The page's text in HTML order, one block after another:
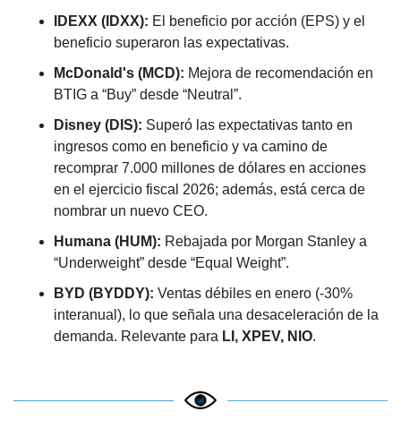
IDEXX (IDXX): El beneficio por acción (EPS) y el
beneficio superaron las expectativas.
McDonald's (MCD): Mejora de recomendación en
BTIG a “Buy” desde “Neutral”.
Disney (DIS): Superó las expectativas tanto en
ingresos como en beneficio y va camino de
recomprar 7.000 millones de dólares en acciones
en el ejercicio fiscal 2026; además, está cerca de
nombrar un nuevo CEO.
Humana (HUM): Rebajada por Morgan Stanley a
“Underweight” desde “Equal Weight”.
BYD (BYDDY): Ventas débiles en enero (-30%
interanual), lo que señala una desaceleración de la
demanda. Relevante para LI, XPEV, NIO.